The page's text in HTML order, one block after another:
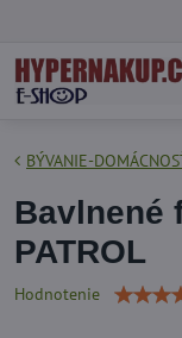
BÝVANIE-
Bavlnené
PATROL
Hodnotenie